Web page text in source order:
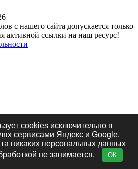
с нашего сайта допускается только
активной ссылки на наш ресурс!
cookies исключительно в
сервисами Яндекс и Google.
никаких персональных данных
не занимается.
ОК